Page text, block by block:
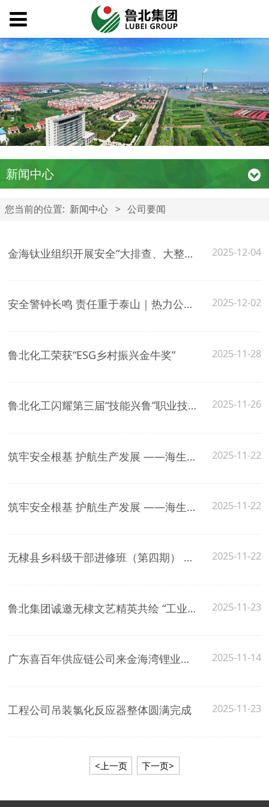
新闻中心
您当前的位置: 新闻中心 > 公司要闻
金海钛业组织开展安全“大排查、大整治”专项综合大检查活动 2025-12-04
安全警钟长鸣 责任重于泰山｜热力公司召开安全生产专项部署会议 2025-12-02
鲁北化工荣获“ESG乡村振兴金牛奖” 2025-11-28
鲁北化工闪耀第三届“技能兴鲁”职业技能大赛现场 2025-11-26
筑牢安全根基 护航生产发展 ——海生生物召开安全管理专题会议 2025-11-22
筑牢安全根基 护航生产发展 ——海生生物召开安全管理专题会议 2025-11-22
无棣县乡科级干部进修班（第四期） 莅临鲁北集团参观指导 2025-11-22
鲁北集团诚邀无棣文艺精英共绘 “工业与文艺交响曲” 2025-11-23
广东喜百年供应链公司来金海湾锂业交流洽谈 2025-11-14
工程公司吊装氯化反应器整体圆满完成 2025-11-23
<上一页 下一页>